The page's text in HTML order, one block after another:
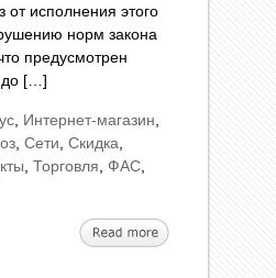
от исполнения этого
норм закона
предусмотрен
до […]
Интернет-магазин
Сети Скидка
Торговля ФАС